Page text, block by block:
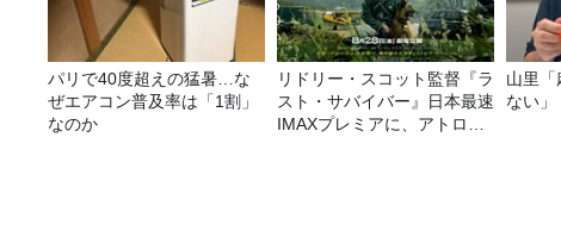
パリで40度超えの猛暑…な
ぜエアコン普及率は「1割」
なのか
リドリー・スコット監督『ラ
スト・サバイバー』日本最速
IMAXプレミアに、アトロク
山里「
ない」